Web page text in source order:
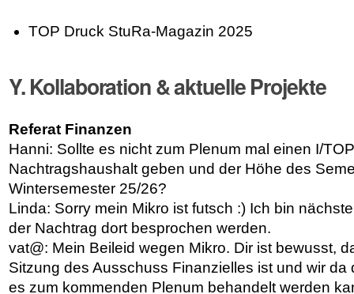
TOP Druck StuRa-Magazin 2025
Y. Kollaboration & aktuelle Projekte
Referat Finanzen
Hanni: Sollte es nicht zum Plenum mal einen I/
Nachtragshaushalt geben und der Höhe des
Wintersemester 25/26?
Linda: Sorry mein Mikro ist futsch :) Ich bin
der Nachtrag dort besprochen werden.
vat@: Mein Beileid wegen Mikro. Dir ist bewusst,
Sitzung des Ausschuss Finanzielles ist und wir da
es zum kommenden Plenum behandelt werden